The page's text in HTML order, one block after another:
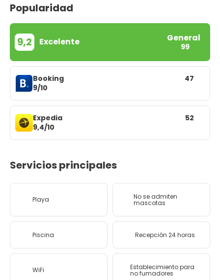
Popularidad
9,2 Excelente General
99
Booking
9/10
47
Expedia
9,4/10
52
Servicios principales
Playa No se admiten
mascotas
Piscina Recepción 24 horas
WiFi Establecimiento para
no fumadores